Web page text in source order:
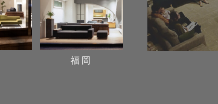
福岡